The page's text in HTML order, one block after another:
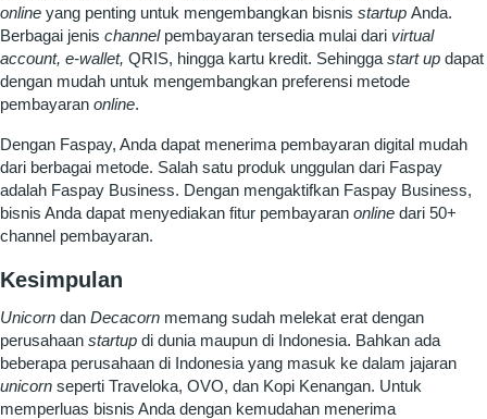
online yang penting untuk mengembangkan bisnis startup Anda.
Berbagai jenis channel pembayaran tersedia mulai dari virtual
account, e-wallet, QRIS, hingga kartu kredit. Sehingga start up dapat
dengan mudah untuk mengembangkan preferensi metode
pembayaran online.
Dengan Faspay, Anda dapat menerima pembayaran digital mudah
dari berbagai metode. Salah satu produk unggulan dari Faspay
adalah Faspay Business. Dengan mengaktifkan Faspay Business,
bisnis Anda dapat menyediakan fitur pembayaran online dari 50+
channel pembayaran.
Kesimpulan
Unicorn dan Decacorn memang sudah melekat erat dengan
perusahaan startup di dunia maupun di Indonesia. Bahkan ada
beberapa perusahaan di Indonesia yang masuk ke dalam jajaran
unicorn seperti Traveloka, OVO, dan Kopi Kenangan. Untuk
memperluas bisnis Anda dengan kemudahan menerima